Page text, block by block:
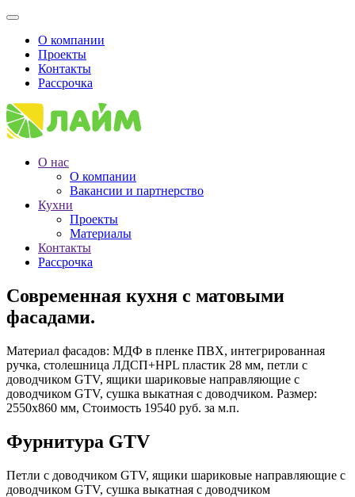
О компании
Проекты
Контакты
Рассрочка
О нас
О компании
Вакансии и партнерство
Кухни
Проекты
Материалы
Контакты
Рассрочка
Современная кухня с матовыми
фасадами.
Материал фасадов: МДФ в пленке ПВХ, интегрированная
ручка, столешница ЛДСП+HPL пластик 28 мм, петли с
доводчиком GTV, ящики шариковые направляющие с
доводчиком GTV, сушка выкатная с доводчиком. Размер:
2550х860 мм, Стоимость 19540 руб. за м.п.
Фурнитура GTV
Петли с доводчиком GTV, ящики шариковые направляющие с
доводчиком GTV, сушка выкатная с доводчиком